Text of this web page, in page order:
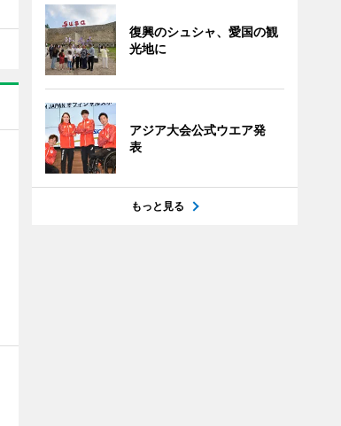
復興のシュシャ、愛国の観
光地に
アジア大会公式ウエア発
表
もっと見る